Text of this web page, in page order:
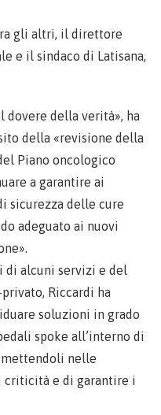
gli altri, il direttore
e il sindaco di Latisana,
dovere della verità», ha
della «revisione della
Piano oncologico
a garantire ai
sicurezza delle cure
adeguato ai nuovi
di alcuni servizi e del
Riccardi ha
soluzioni in grado
spoke all’interno di
mettendoli nelle
criticità e di garantire i